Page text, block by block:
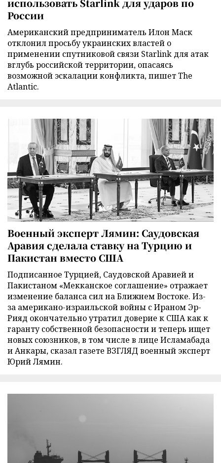
использовать Starlink для ударов по
России
Американский предприниматель Илон Маск
отклонил просьбу украинских властей о
применении спутниковой связи Starlink для атак
вглубь российской территории, опасаясь
возможной эскалации конфликта, пишет The
Atlantic.
Военный эксперт Лямин: Саудовская
Аравия сделала ставку на Турцию и
Пакистан вместо США
Подписанное Турцией, Саудовской Аравией и
Пакистаном «Мекканское соглашение» отражает
изменение баланса сил на Ближнем Востоке. Из-
за американо-израильской войны с Ираном Эр-
Рияд окончательно утратил доверие к США как к
гаранту собственной безопасности и теперь ищет
новых союзников, в том числе в лице Исламабада
и Анкары, сказал газете ВЗГЛЯД военный эксперт
Юрий Лямин.